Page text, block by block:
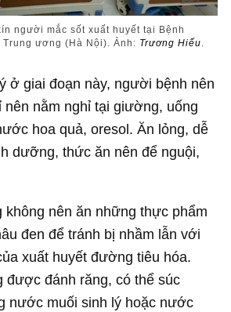
người mắc sốt xuất huyết tại Bệnh
ương (Hà Nội). Ảnh: Trương Hiếu
ở giai đoạn này, người bệnh nên
nên nằm nghỉ tại giường, uống
hoa quả, oresol. Ăn lỏng, dễ
dưỡng, thức ăn nên để nguội,
không nên ăn những thực phẩm
đen để tránh bị nhầm lẫn với
xuất huyết đường tiêu hóa.
được đánh răng, có thể súc
nước muối sinh lý hoặc nước